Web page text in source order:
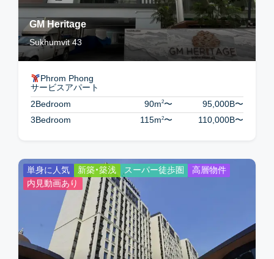
GM Heritage
Sukhumvit 43
Phrom Phong
サービスアパート
2Bedroom
90m2〜 95,000B〜
3Bedroom
115m2〜 110,000B〜
単身に人気 新築・築浅 スーパー徒歩圏
高層物件
内見動画あり